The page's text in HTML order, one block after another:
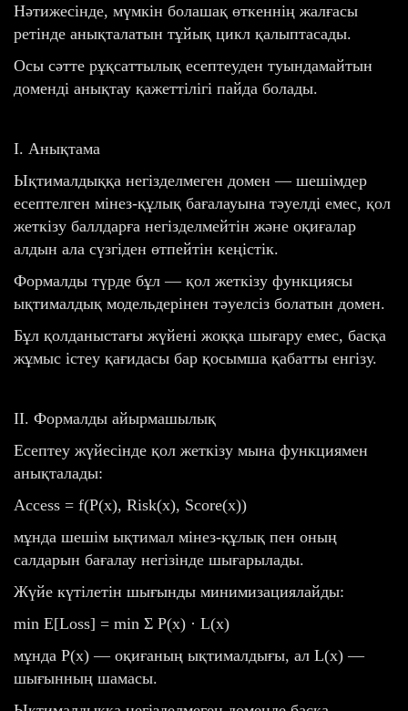
Нәтижесінде, мүмкін болашақ өткеннің жалғасы
ретінде анықталатын тұйық цикл қалыптасады.
Осы сәтте рұқсаттылық есептеуден туындамайтын
доменді анықтау қажеттілігі пайда болады.
I. Анықтама
Ықтималдыққа негізделмеген домен — шешімдер
есептелген мінез-құлық бағалауына тәуелді емес, қол
жеткізу баллдарға негізделмейтін және оқиғалар
алдын ала сүзгіден өтпейтін кеңістік.
Формалды түрде бұл — қол жеткізу функциясы
ықтималдық модельдерінен тәуелсіз болатын домен.
Бұл қолданыстағы жүйені жоққа шығару емес, басқа
жұмыс істеу қағидасы бар қосымша қабатты енгізу.
II. Формалды айырмашылық
Есептеу жүйесінде қол жеткізу мына функциямен
анықталады:
Access = f(P(x), Risk(x), Score(x))
мұнда шешім ықтимал мінез-құлық пен оның
салдарын бағалау негізінде шығарылады.
Жүйе күтілетін шығынды минимизациялайды:
min E[Loss] = min Σ P(x) · L(x)
мұнда P(x) — оқиғаның ықтималдығы, ал L(x) —
шығынның шамасы.